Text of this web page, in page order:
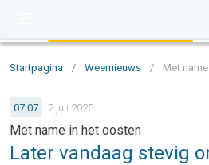
Startpagina / Weernieuws / Met
07:07 2 juli 2025
Met name in het oosten
Later vandaag stevig